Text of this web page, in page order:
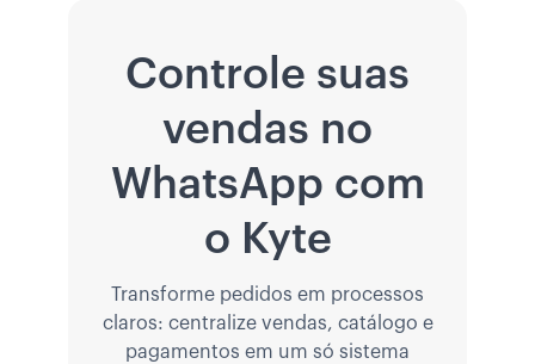
Controle suas
vendas no
WhatsApp com
o Kyte
Transforme pedidos em processos
claros: centralize vendas, catálogo e
pagamentos em um só sistema